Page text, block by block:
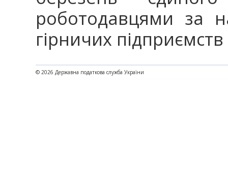
роботодавцями за
гірничих підприємств
© 2026 Державна податкова служба України